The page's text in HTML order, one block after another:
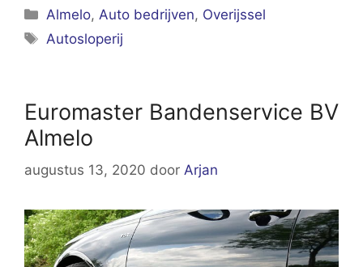
Categorieën
Almelo, Auto bedrijven, Overijssel
Tags
Autosloperij
Euromaster Bandenservice BV
Almelo
augustus 13, 2020 door Arjan